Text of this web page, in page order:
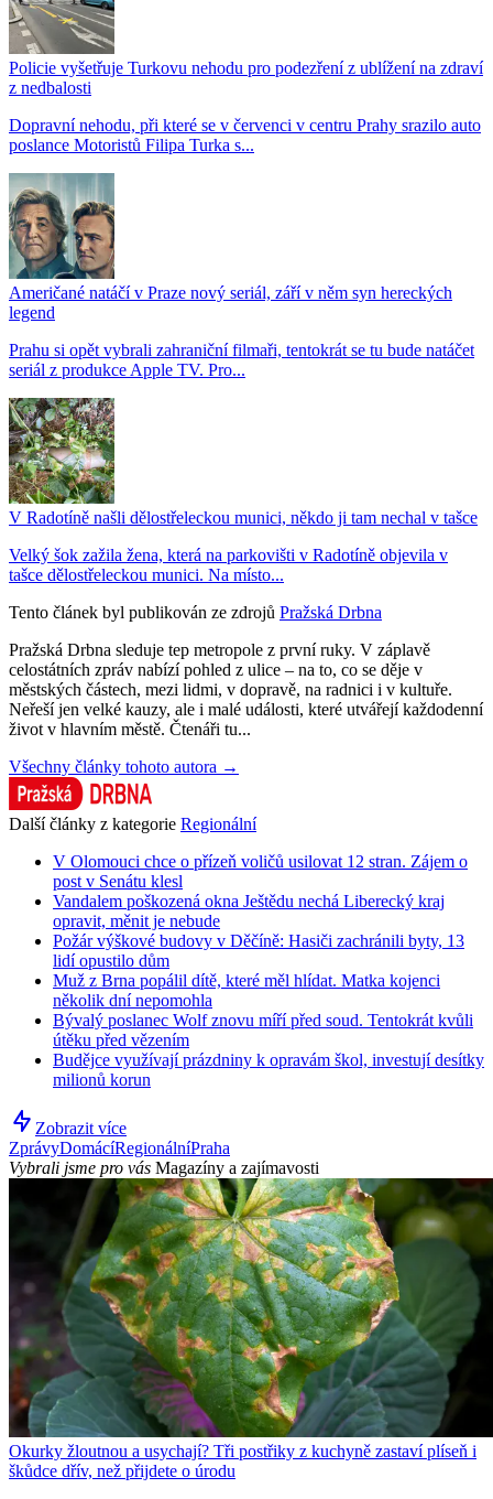
Policie vyšetřuje Turkovu nehodu pro podezření z ublížení na zdraví
z nedbalosti
Dopravní nehodu, při které se v červenci v centru Prahy srazilo auto
poslance Motoristů Filipa Turka s...
Američané natáčí v Praze nový seriál, září v něm syn hereckých
legend
Prahu si opět vybrali zahraniční filmaři, tentokrát se tu bude natáčet
seriál z produkce Apple TV. Pro...
V Radotíně našli dělostřeleckou munici, někdo ji tam nechal v tašce
Velký šok zažila žena, která na parkovišti v Radotíně objevila v
tašce dělostřeleckou munici. Na místo...
Tento článek byl publikován ze zdrojů Pražská Drbna
Pražská Drbna sleduje tep metropole z první ruky. V záplavě
celostátních zpráv nabízí pohled z ulice – na to, co se děje v
městských částech, mezi lidmi, v dopravě, na radnici i v kultuře.
Neřeší jen velké kauzy, ale i malé události, které utvářejí každodenní
život v hlavním městě. Čtenáři tu...
Všechny články tohoto autora →
Další články z kategorie Regionální
V Olomouci chce o přízeň voličů usilovat 12 stran. Zájem o
post v Senátu klesl
Vandalem poškozená okna Ještědu nechá Liberecký kraj
opravit, měnit je nebude
Požár výškové budovy v Děčíně: Hasiči zachránili byty, 13
lidí opustilo dům
Muž z Brna popálil dítě, které měl hlídat. Matka kojenci
několik dní nepomohla
Bývalý poslanec Wolf znovu míří před soud. Tentokrát kvůli
útěku před vězením
Budějce využívají prázdniny k opravám škol, investují desítky
milionů korun
Zobrazit více
ZprávyDomácíRegionálníPraha
Vybrali jsme pro vás Magazíny a zajímavosti
Okurky žloutnou a usychají? Tři postřiky z kuchyně zastaví plíseň i
škůdce dřív, než přijdete o úrodu